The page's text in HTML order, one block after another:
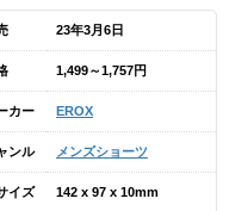
23年3月6日
1,499～1,757円
カー EROX
ンル メンズショーツ
イズ 142 x 97 x 10mm